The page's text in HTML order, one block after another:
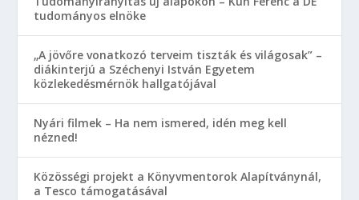
tudományos elnöke
„A jövőre vonatkozó terveim tiszták és világosak” –
diákinterjú a Széchenyi István Egyetem
közlekedésmérnök hallgatójával
Nyári filmek – Ha nem ismered, idén meg kell
nézned!
Közösségi projekt a Könyvmentorok Alapítványnál,
a Tesco támogatásával